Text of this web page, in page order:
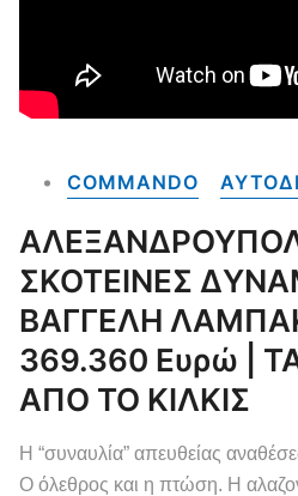
COMMANDO
ΣΚΟΤΕΙΝΕΣ
ΒΑΓΓΕΛΗ
369.360 Ευρώ |
ΑΠΟ ΤΟ ΚΙΛΚΙΣ
Η “συναυλία” απευθείας
Ο όλεθρος και η πτώση. Η